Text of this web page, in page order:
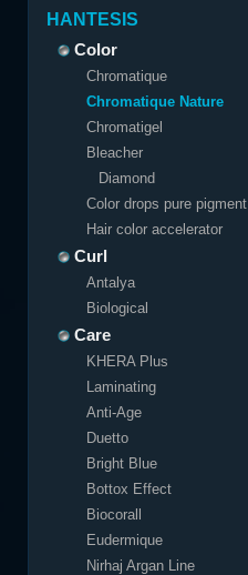
HANTESIS
Color
Chromatique
Chromatique Nature
Chromatigel
Bleacher
Diamond
Color drops pure pigment
Hair color accelerator
Curl
Antalya
Biological
Care
KHERA Plus
Laminating
Anti-Age
Duetto
Bright Blue
Bottox Effect
Biocorall
Eudermique
Nirhaj Argan Line